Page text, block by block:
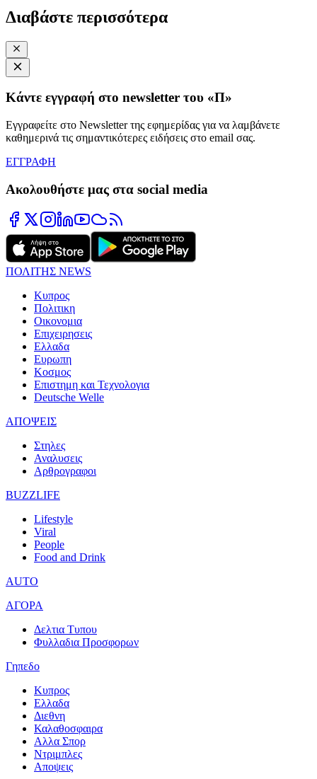
Διαβάστε περισσότερα
Κάντε εγγραφή στο newsletter του «Π»
Εγγραφείτε στο Newsletter της εφημερίδας για να λαμβάνετε
καθημερινά τις σημαντικότερες ειδήσεις στο email σας.
ΕΓΓΡΑΦΗ
Ακολουθήστε μας στα social media
ΠΟΛΙΤΗΣ NEWS
Κυπρος
Πολιτικη
Οικονομια
Επιχειρησεις
Ελλαδα
Ευρωπη
Κοσμος
Επιστημη και Τεχνολογια
Deutsche Welle
ΑΠΟΨΕΙΣ
Στηλες
Αναλυσεις
Αρθρογραφοι
BUZZLIFE
Lifestyle
Viral
People
Food and Drink
AUTO
ΑΓΟΡΑ
Δελτια Τυπου
Φυλλαδια Προσφορων
Γηπεδο
Κυπρος
Ελλαδα
Διεθνη
Καλαθοσφαιρα
Αλλα Σπορ
Ντριμπλες
Αποψεις